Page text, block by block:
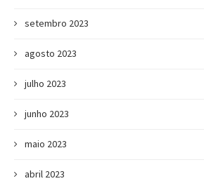
setembro 2023
agosto 2023
julho 2023
junho 2023
maio 2023
abril 2023